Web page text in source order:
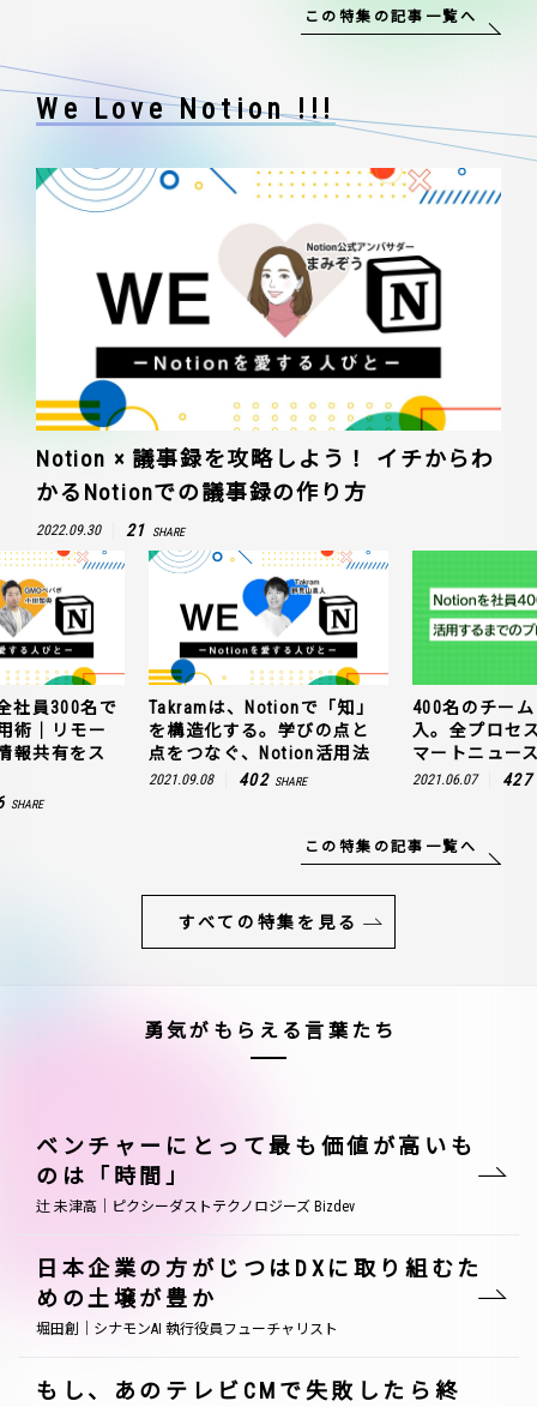
この特集の記事一覧へ
We Love Notion !!!
Notion × 議事録を攻略しよう！ イチからわ
かるNotionでの議事録の作り方
2022.09.30 21 SHARE
社員300名で
術｜リモー
報共有をス
SHARE
Takramは、Notionで「知」
を構造化する。学びの点と
点をつなぐ、Notion活用法
2021.09.08 402 SHARE
400名のチー
入。全プロセ
マートニュー
2021.06.07 427
この特集の記事一覧へ
すべての特集を見る
勇気がもらえる言葉たち
ベンチャーにとって最も価値が高いも
のは「時間」
辻 未津高｜ピクシーダストテクノロジーズ Bizdev
日本企業の方がじつはDXに取り組むた
めの土壌が豊か
堀田創｜シナモンAI 執行役員フューチャリスト
もし、あのテレビCMで失敗したら終